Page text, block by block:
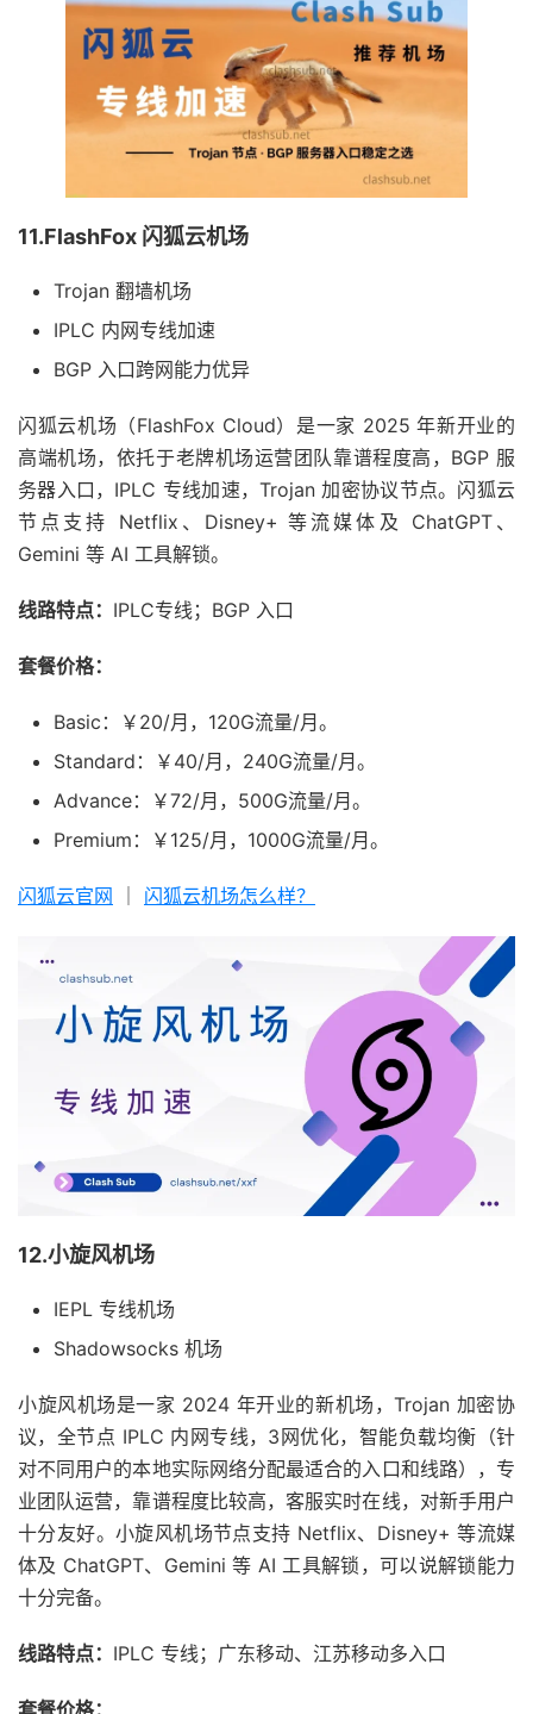
11.FlashFox 闪狐云机场
Trojan 翻墙机场
IPLC 内网专线加速
BGP 入口跨网能力优异
闪狐云机场（FlashFox Cloud）是一家 2025 年新开业的
高端机场，依托于老牌机场运营团队靠谱程度高，BGP 服
务器入口，IPLC 专线加速，Trojan 加密协议节点。闪狐云
节点支持 Netflix、Disney+ 等流媒体及 ChatGPT、
Gemini 等 AI 工具解锁。
线路特点： IPLC专线；BGP 入口
套餐价格：
Basic：￥20/月，120G流量/月。
Standard：￥40/月，240G流量/月。
Advance：￥72/月，500G流量/月。
Premium：￥125/月，1000G流量/月。
闪狐云官网 闪狐云机场怎么样？
12.小旋风机场
IEPL 专线机场
Shadowsocks 机场
小旋风机场是一家 2024 年开业的新机场，Trojan 加密协
议，全节点 IPLC 内网专线，3网优化，智能负载均衡（针
对不同用户的本地实际网络分配最适合的入口和线路），专
业团队运营，靠谱程度比较高，客服实时在线，对新手用户
十分友好。小旋风机场节点支持 Netflix、Disney+ 等流媒
体及 ChatGPT、Gemini 等 AI 工具解锁，可以说解锁能力
十分完备。
线路特点： IPLC 专线；广东移动、江苏移动多入口